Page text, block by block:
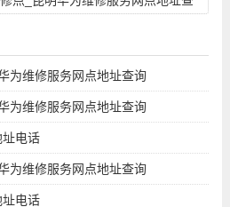
为维修服务网点地址查询
为维修服务网点地址查询
电话
为维修服务网点地址查询
电话